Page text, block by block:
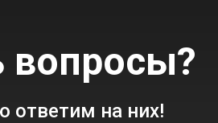
вопросы?
ответим на них!